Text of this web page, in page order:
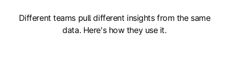
Different teams pull different insights from the same
data. Here's how they use it.